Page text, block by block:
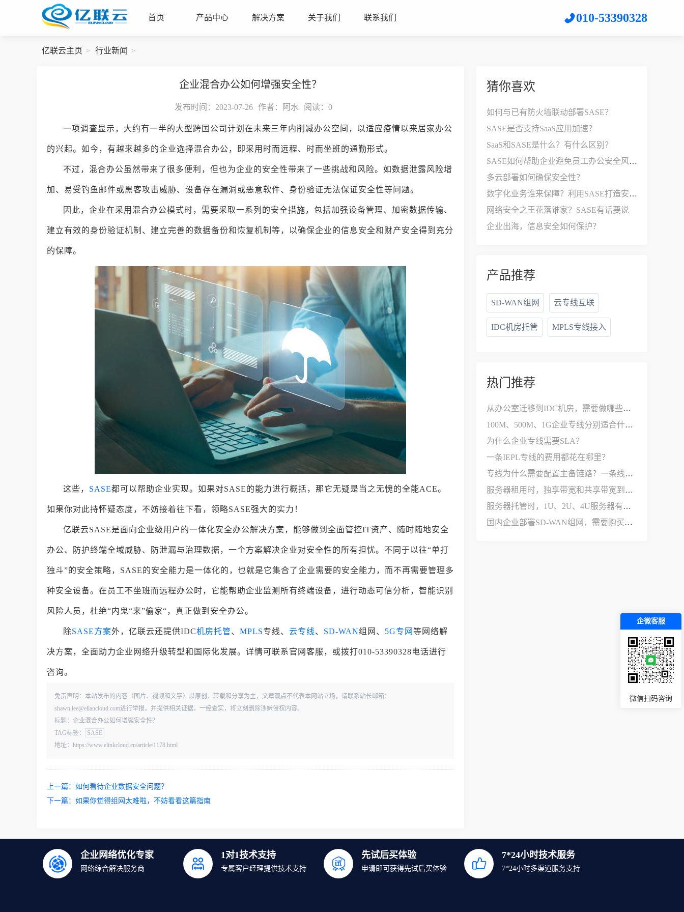
首页 产品中心 解决方案 关于我们 联系我们 010-53390328
亿联云主页 行业新闻
企业混合办公如何增强安全性？
发布时间：2023-07-26 作者：阿水 阅读： 0
一项调查显示，大约有一半的大型跨国公司计划在未来三年内削减办公空间，以适应疫情以来居家办公
的兴起。如今，有越来越多的企业选择混合办公，即采用时而远程、时而坐班的通勤形式。
不过，混合办公虽然带来了很多便利，但也为企业的安全性带来了一些挑战和风险。如数据泄露风险增
加、易受钓鱼邮件或黑客攻击威胁、设备存在漏洞或恶意软件、身份验证无法保证安全性等问题。
因此，企业在采用混合办公模式时，需要采取一系列的安全措施，包括加强设备管理、加密数据传输、
建立有效的身份验证机制、建立完善的数据备份和恢复机制等，以确保企业的信息安全和财产安全得到充分
的保障。
这些， SASE都可以帮助企业实现。如果对SASE的能力进行概括，那它无疑是当之无愧的全能ACE。
如果你对此持怀疑态度，不妨接着往下看，领略SASE强大的实力！
亿联云SASE是面向企业级用户的一体化安全办公解决方案，能够做到全面管控IT资产、随时随地安全
办公、防护终端全域威胁、防泄漏与治理数据，一个方案解决企业对安全性的所有担忧。不同于以往“单打
独斗”的安全策略，SASE的安全能力是一体化的，也就是它集合了企业需要的安全能力，而不再需要管理多
种安全设备。在员工不坐班而远程办公时，它能帮助企业监测所有终端设备，进行动态可信分析，智能识别
风险人员，杜绝“内鬼“来”偷家“，真正做到安全办公。
除SASE方案外，亿联云还提供IDC机房托管、 MPLS专线、 云专线、 SD-WAN组网、 5G专网 等网络解
决方案，全面助力企业网络升级转型和国际化发展。详情可联系官网客服，或拨打010-53390328电话进行
咨询。
免责声明：本站发布的内容（图片、视频和文字）以原创、转载和分享为主，文章观点不代表本网站立场，请联系站长邮箱：
shawn.lee@eliancloud.com进行举报，并提供相关证据，一经查实，将立刻删除涉嫌侵权内容。
标题：企业混合办公如何增强安全性？
TAG标签：
SASE
地址：https://www.elinkcloud.cn/article/1178.html
上一篇： 如何看待企业数据安全问题？
下一篇： 如果你觉得组网太难啦，不妨看看这篇指南
猜你喜欢
如何与已有防火墙联动部署SASE？
SASE是否支持SaaS应用加速？
SaaS和SASE是什么？有什么区别？
SASE如何帮助企业避免员工办公安全风险？
多云部署如何确保安全性？
数字化业务谁来保障？利用SASE打造安全边界
网络安全之王花落谁家？SASE有话要说
企业出海，信息安全如何保护？
产品推荐
SD-WAN组网 云专线互联
IDC机房托管 MPLS专线接入
热门推荐
从办公室迁移到IDC机房，需要做哪些网络改造？
100M、500M、1G企业专线分别适合什么公司？
为什么企业专线需要SLA？
一条IEPL专线的费用都花在哪里？
专线为什么需要配置主备链路？一条线路不够用吗？
服务器租用时，独享带宽和共享带宽到底有什么区别？
服务器托管时，1U、2U、4U服务器有什么区别？
国内企业部署SD-WAN组网，需要购买哪些设备和服务？
企业网络优化专家
网络综合解决服务商
1对1技术支持
专属客户经理提供技术支持
先试后买体验
申请即可获得先试后买体验
7*24小时技术服务
7*24小时多渠道服务支持
企微客服
微信扫码咨询